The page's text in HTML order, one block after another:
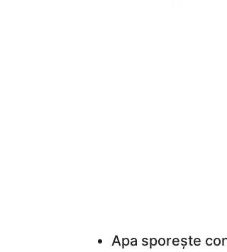
Apa sporește